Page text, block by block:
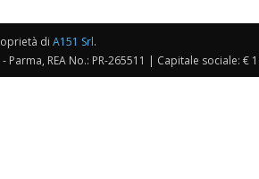
di A151 Srl.
REA No.: PR-265511 | Capitale sociale: €